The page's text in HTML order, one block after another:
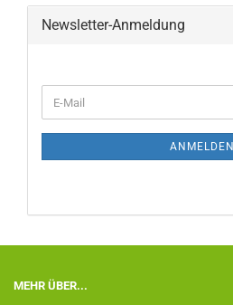
Newsletter-Anmeldung
ANMELDEN
MEHR ÜBER...